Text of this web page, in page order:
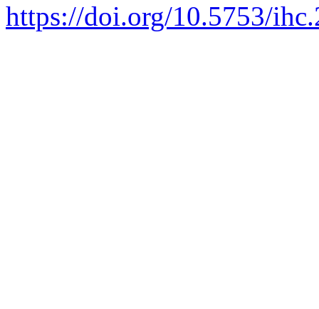
https://doi.org/10.5753/